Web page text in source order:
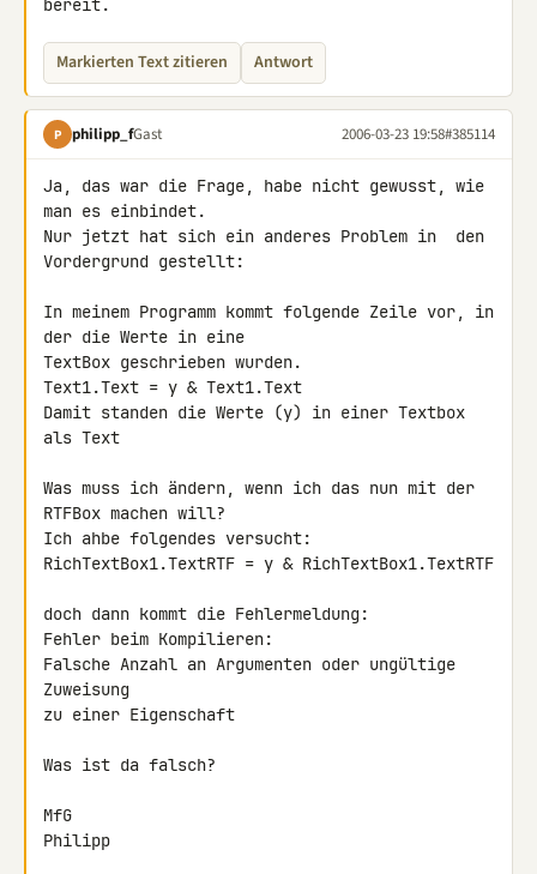
bereit.
Markierten Text zitieren Antwort
P philipp_fGast 2006-03-23 19:58#385114
Ja, das war die Frage, habe nicht gewusst, wie
man es einbindet.
Nur jetzt hat sich ein anderes Problem in  den
Vordergrund gestellt:
In meinem Programm kommt folgende Zeile vor, in
der die Werte in eine
TextBox geschrieben wurden.
Text1.Text = y & Text1.Text
Damit standen die Werte (y) in einer Textbox
als Text
Was muss ich ändern, wenn ich das nun mit der
RTFBox machen will?
Ich ahbe folgendes versucht:
RichTextBox1.TextRTF = y & RichTextBox1.TextRTF
doch dann kommt die Fehlermeldung:
Fehler beim Kompilieren:
Falsche Anzahl an Argumenten oder ungültige
Zuweisung
zu einer Eigenschaft
Was ist da falsch?
MfG
Philipp